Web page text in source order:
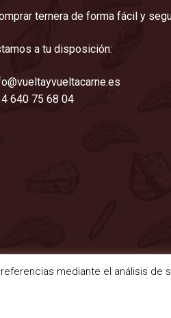
ternera de forma fácil y
a tu disposición:
640 75 68 04
mediante el análisis de